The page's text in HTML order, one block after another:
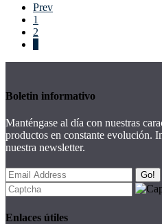
Prev
1
2
Boletin informativo
Manténgase al día con nuestras
productos en constante evolución.
nuestra newsletter.
Go!
Enlaces útiles